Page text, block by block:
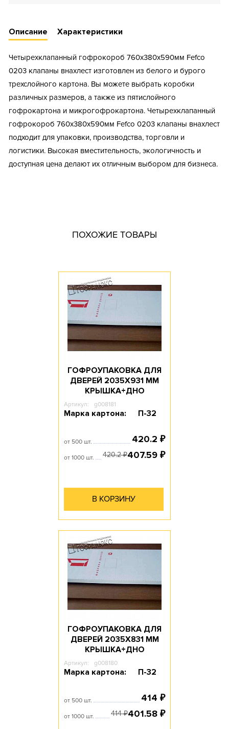
Описание Характеристики
Четырехклапанный гофрокороб 760х380х590мм Fefco
0203 клапаны внахлест изготовлен из белого и бурого
трехслойного картона. Вы можете выбрать коробки
различных размеров, а также из пятислойного
гофрокартона и микрогофрокартона. Четырехклапанный
гофрокороб 760х380х590мм Fefco 0203 клапаны внахлест
подходит для упаковки, производства, торговли и
логистики. Высокая вместительность, экологичность и
доступная цена делают их отличным выбором для бизнеса.
Марка картона: П-32
Доступное количество: 10
ПОХОЖИЕ ТОВАРЫ
ГОФРОУПАКОВКА ДЛЯ
ДВЕРЕЙ 2035Х931 ММ
КРЫШКА+ДНО
Артикул: g008181
Марка картона: П-32
от 500 шт. 420.2 ₽
от 1000 шт. 420.2₽407.59 ₽
В КОРЗИНУ
ГОФРОУПАКОВКА ДЛЯ
ДВЕРЕЙ 2035Х831 ММ
КРЫШКА+ДНО
Артикул: g008180
Марка картона: П-32
от 500 шт. 414 ₽
от 1000 шт. 414₽401.58 ₽